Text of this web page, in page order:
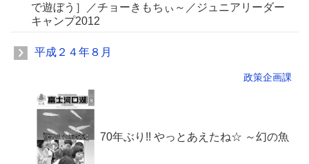
で遊ぼう］／チョーきもちぃ～／ジュニアリーダー
キャンプ2012
平成２４年８月
政策企画課
70年ぶり!! やっとあえたね☆ ～幻の魚